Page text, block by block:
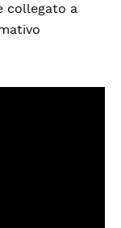
collegato a